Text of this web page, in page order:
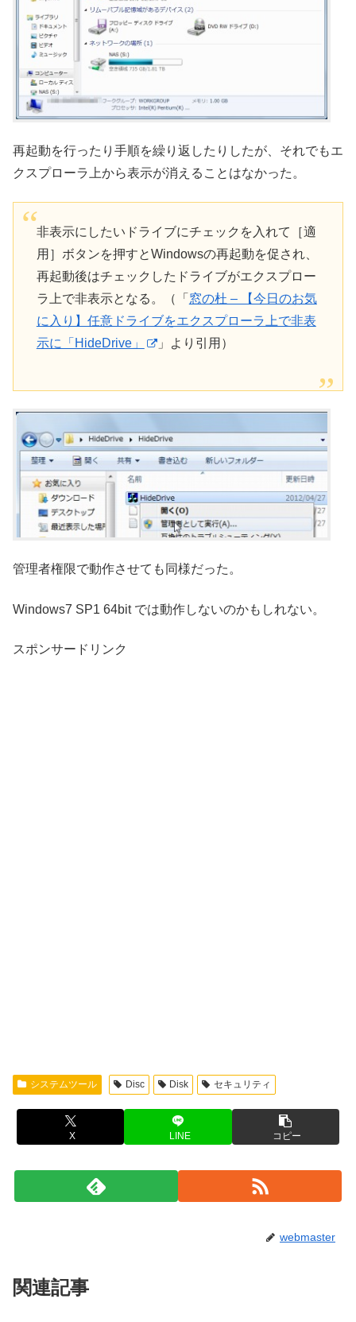
再起動を行ったり手順を繰り返したりしたが、それでもエ
クスプローラ上から表示が消えることはなかった。
非表示にしたいドライブにチェックを入れて［適
用］ボタンを押すとWindowsの再起動を促され、
再起動後はチェックしたドライブがエクスプロー
ラ上で非表示となる。（「 窓の杜 – 【今日のお気
に入り】任意ドライブをエクスプローラ上で非表
示に「HideDrive」
」より引用）
管理者権限で動作させても同様だった。
Windows7 SP1 64bit では動作しないのかもしれない。
スポンサードリンク
システムツール Disc Disk セキュリティ
X LINE コピー
webmaster
関連記事